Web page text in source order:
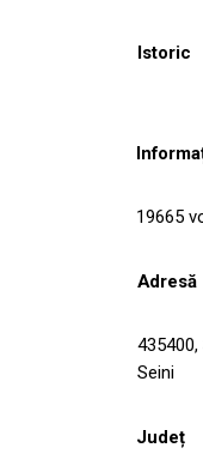
Istoric
19665
Adresă
435400,
Seini
Județ